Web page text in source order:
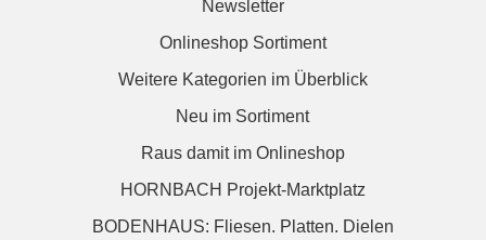
Newsletter
Onlineshop Sortiment
Weitere Kategorien im Überblick
Neu im Sortiment
Raus damit im Onlineshop
HORNBACH Projekt-Marktplatz
BODENHAUS: Fliesen. Platten. Dielen